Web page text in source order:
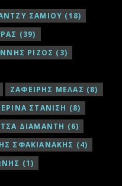
ΣΑΜΙΟΥ (18)
(39)
ΡΙΖΟΣ (3)
ΖΑΦΕΙΡΗΣ ΜΕΛΑΣ (8)
ΣΤΑΝΙΣΗ (8)
ΔΙΑΜΑΝΤΗ (6)
ΣΦΑΚΙΑΝΑΚΗΣ (4)
(1)